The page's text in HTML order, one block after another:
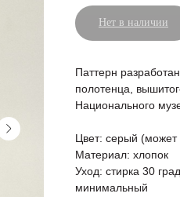
Нет в наличии
Паттерн
полотенца,
Национального
Цвет: серый (может
Материал: хлопок
Уход: стирка 30
минимальный